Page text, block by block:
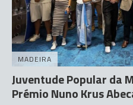
MADEIRA
Juventude Popular da
Prémio Nuno Krus